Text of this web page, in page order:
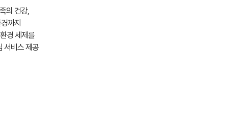
의 건강,
까지
경 세제를
서비스 제공